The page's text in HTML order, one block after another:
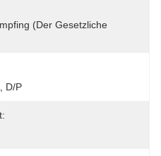
(der Gesetzliche
D/P